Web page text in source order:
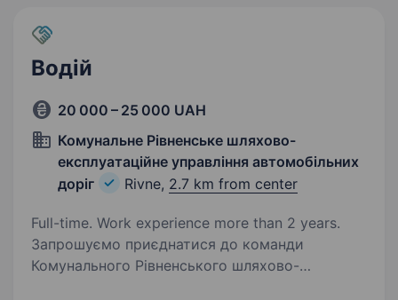
Водій
20 000 – 25 000 UAH
Комунальне Рівненське шляхово-
експлуатаційне управління автомобільних
доріг
Rivne, 2.7 km from center
Full-time. Work experience more than 2 years.
Запрошуємо приєднатися до команди
Комунального Рівненського шляхово-